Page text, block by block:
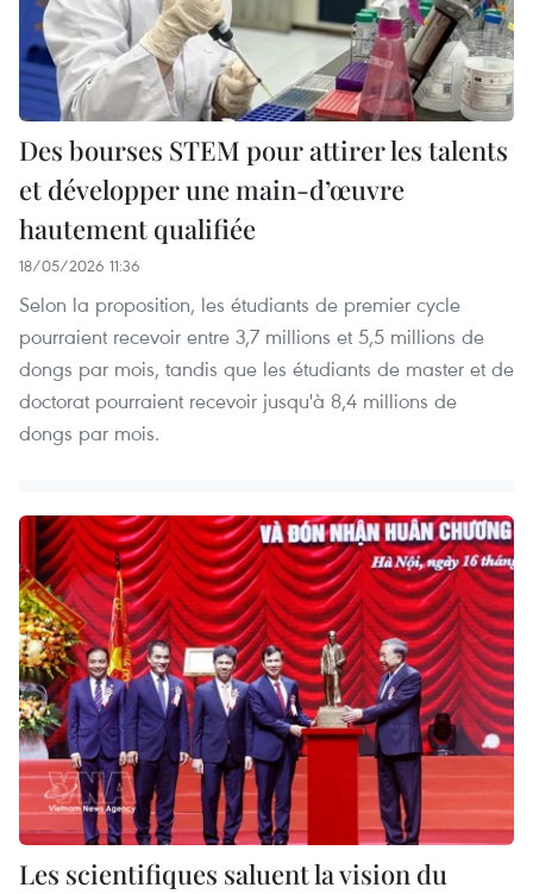
Des bourses STEM pour attirer les talents
et développer une main-d’œuvre
hautement qualifiée
18/05/2026 11:36
Selon la proposition, les étudiants de premier cycle
pourraient recevoir entre 3,7 millions et 5,5 millions de
dongs par mois, tandis que les étudiants de master et de
doctorat pourraient recevoir jusqu'à 8,4 millions de
dongs par mois.
Les scientifiques saluent la vision du